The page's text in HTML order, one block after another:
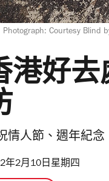
Photograph: Courtesy Blind
港好去
情人節、週年紀念
年2月10日星期四